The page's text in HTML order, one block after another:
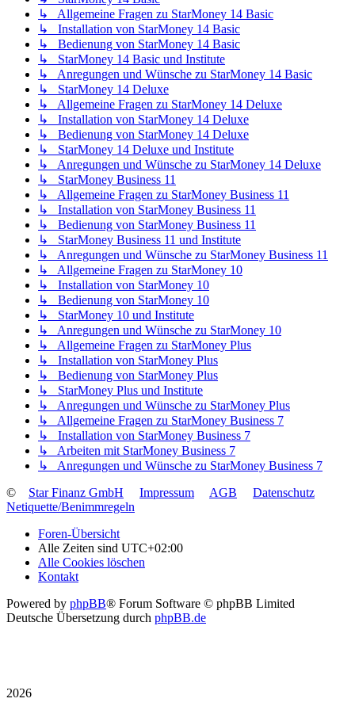
↳ Allgemeine Fragen zu StarMoney 14 Basic
↳ Installation von StarMoney 14 Basic
↳ Bedienung von StarMoney 14 Basic
↳ StarMoney 14 Basic und Institute
↳ Anregungen und Wünsche zu StarMoney 14 Basic
↳ StarMoney 14 Deluxe
↳ Allgemeine Fragen zu StarMoney 14 Deluxe
↳ Installation von StarMoney 14 Deluxe
↳ Bedienung von StarMoney 14 Deluxe
↳ StarMoney 14 Deluxe und Institute
↳ Anregungen und Wünsche zu StarMoney 14 Deluxe
↳ StarMoney Business 11
↳ Allgemeine Fragen zu StarMoney Business 11
↳ Installation von StarMoney Business 11
↳ Bedienung von StarMoney Business 11
↳ StarMoney Business 11 und Institute
↳ Anregungen und Wünsche zu StarMoney Business 11
↳ Allgemeine Fragen zu StarMoney 10
↳ Installation von StarMoney 10
↳ Bedienung von StarMoney 10
↳ StarMoney 10 und Institute
↳ Anregungen und Wünsche zu StarMoney 10
↳ Allgemeine Fragen zu StarMoney Plus
↳ Installation von StarMoney Plus
↳ Bedienung von StarMoney Plus
↳ StarMoney Plus und Institute
↳ Anregungen und Wünsche zu StarMoney Plus
↳ Allgemeine Fragen zu StarMoney Business 7
↳ Installation von StarMoney Business 7
↳ Arbeiten mit StarMoney Business 7
↳ Anregungen und Wünsche zu StarMoney Business 7
©
Star Finanz GmbH Impressum AGB
Datenschutz
Netiquette/Benimmregeln
Foren-Übersicht
Alle Zeiten sind UTC+02:00
Alle Cookies löschen
Kontakt
Powered by phpBB® Forum Software © phpBB Limited
Deutsche Übersetzung durch phpBB.de
2026